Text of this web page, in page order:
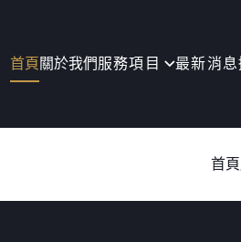
首頁 關於我們服務項目 最新消息
首頁